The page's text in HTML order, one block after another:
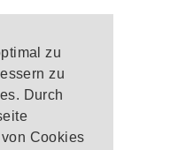
zu
zu
Durch
Cookies